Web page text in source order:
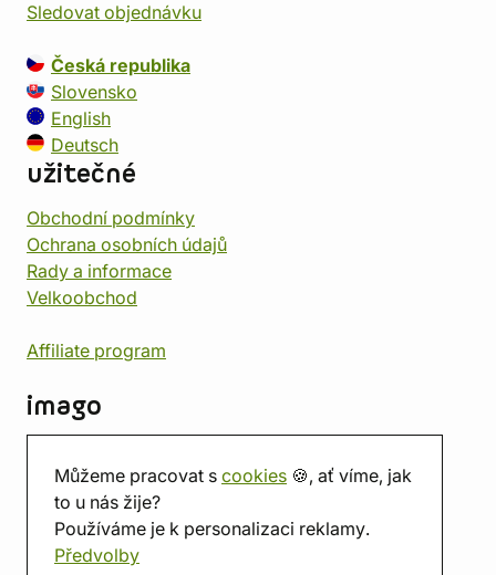
Můžeme pracovat s cookies 🍪, ať víme, jak
to u nás žije?
Používáme je k personalizaci reklamy.
Předvolby
Sledovat objednávku
Česká republika
Slovensko
English
Deutsch
užitečné
Obchodní podmínky
Ochrana osobních údajů
Rady a informace
Velkoobchod
Affiliate program
imago
Prodejna
Herna
O nás
Hodnocení obchodu